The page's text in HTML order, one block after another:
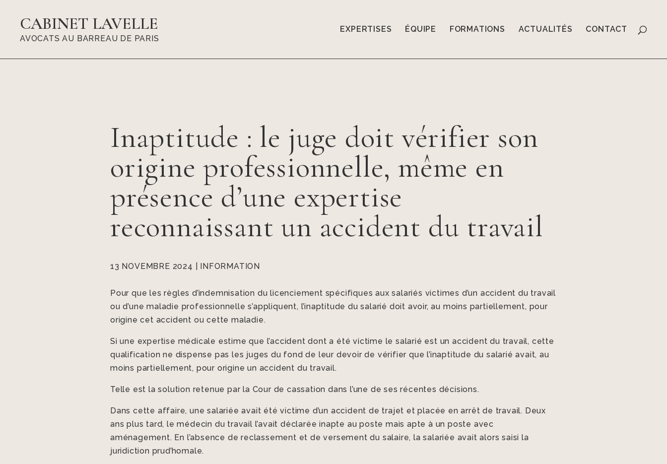
CABINET LAVELLE
AVOCATS AU BARREAU DE PARIS
EXPERTISES ÉQUIPE FORMATIONS ACTUALITÉS CONTACT
Inaptitude : le juge doit vérifier son
origine professionnelle, même en
présence d’une expertise
reconnaissant un accident du travail
13 NOVEMBRE 2024 INFORMATION
Pour que les règles d’indemnisation du licenciement spécifiques aux salariés victimes d’un accident du travail
ou d’une maladie professionnelle s’appliquent, l’inaptitude du salarié doit avoir, au moins partiellement, pour
origine cet accident ou cette maladie.
Si une expertise médicale estime que l’accident dont a été victime le salarié est un accident du travail, cette
qualification ne dispense pas les juges du fond de leur devoir de vérifier que l’inaptitude du salarié avait, au
moins partiellement, pour origine un accident du travail.
Telle est la solution retenue par la Cour de cassation dans l’une de ses récentes décisions.
Dans cette affaire, une salariée avait été victime d’un accident de trajet et placée en arrêt de travail. Deux
ans plus tard, le médecin du travail l’avait déclarée inapte au poste mais apte à un poste avec
aménagement. En l’absence de reclassement et de versement du salaire, la salariée avait alors saisi la
juridiction prud’homale.